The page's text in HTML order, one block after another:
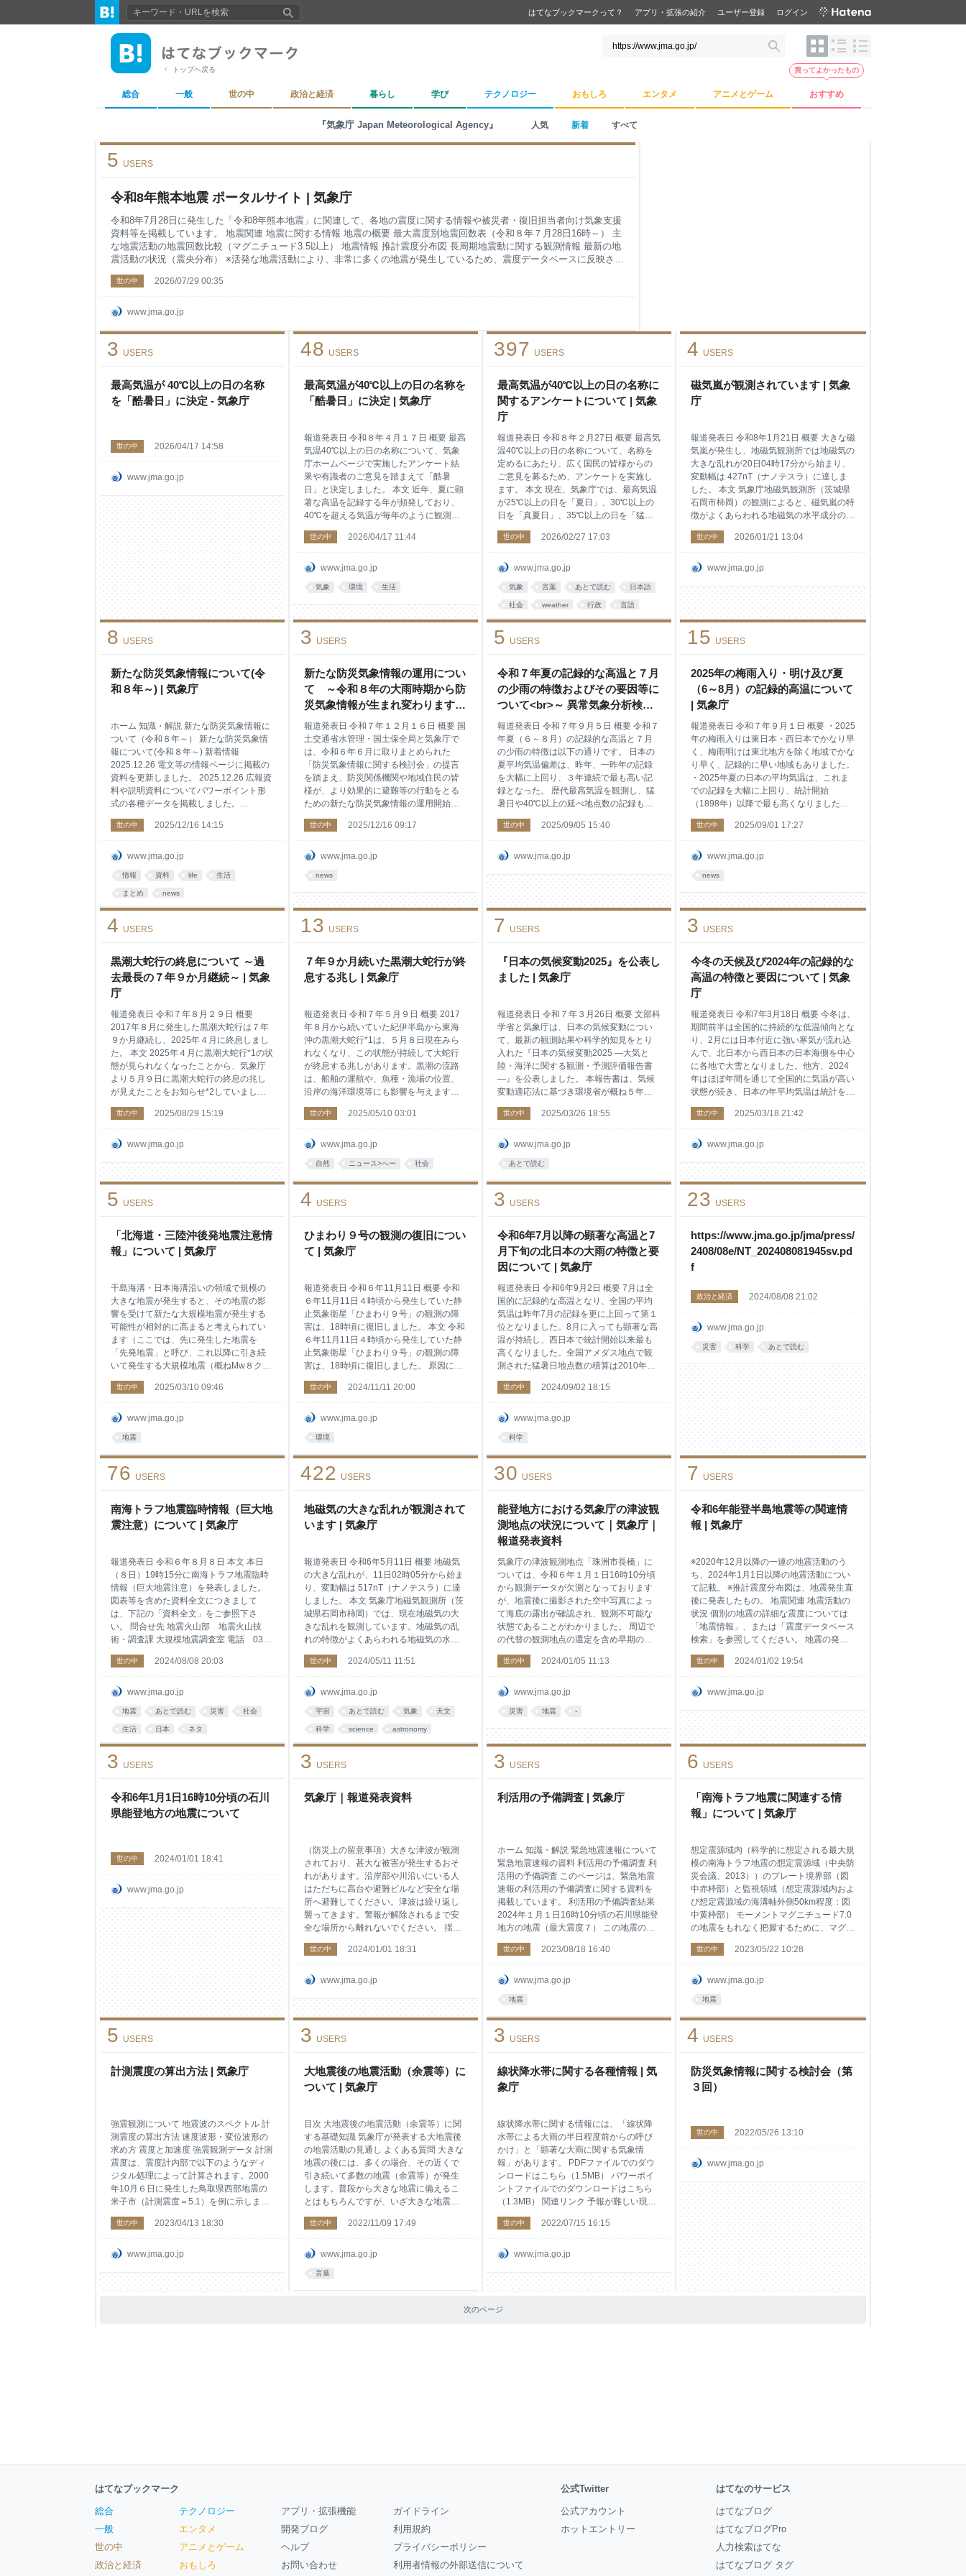
はてなブックマークって？ アプリ・拡張の紹介 ユーザー登録 ログイン
トップへ戻る
総合 一般 世の中 政治と経済 暮らし 学び テクノロジー おもしろ エンタメ アニメとゲーム おすすめ
買ってよかったもの
『気象庁 Japan Meteorological Agency』 人気 新着 すべて
令和8年熊本地震 ポータルサイト | 気象庁
5 USERS
www.jma.go.jp
令和8年7月28日に発生した「令和8年熊本地震」に関連して、各地の震度に関する情報や被災者・復旧担当者向け気象支援
資料等を掲載しています。 地震関連 地震に関する情報 地震の概要 最大震度別地震回数表（令和８年７月28日16時～） 主
な地震活動の地震回数比較（マグニチュード3.5以上） 地震情報 推計震度分布図 長周期地震動に関する観測情報 最新の地
震活動の状況（震央分布） ※活発な地震活動により、非常に多くの地震が発生しているため、震度データベースに反映され
ていない地震や震度データがあります。解析作業が完了し次第、順次、反映いたします。 地震活動の状況 個別の地震の詳
細な震度については「地震情報」、または「震度データベース検索」を参照してください。 地震の発生状況については
まっ
世の中 2026/07/29 00:35
最高気温が 40℃以上の日の名称
を「酷暑日」に決定 - 気象庁
3 USERS
www.jma.go.jp
世の中 2026/04/17 14:58
最高気温が40℃以上の日の名称を
「酷暑日」に決定 | 気象庁
48 USERS
www.jma.go.jp
報道発表日 令和８年４月１７日 概要 最高
気温40℃以上の日の名称について、気象
庁ホームページで実施したアンケート結
果や有識者のご意見を踏まえて「酷暑
日」と決定しました。 本文 近年、夏に顕
著な高温を記録する年が頻発しており、
40℃を超える気温が毎年のように観測さ
れる状況を受け、最高気温が40℃以上の
日について新たに名称を定めるべく、2月
象庁ホームページにおいてアンケートを
をいただき、感謝申し上げます。 同アン
らいただいたご意見を踏まえ、当該日の
名称を「酷暑日」と定めるとともに、今
後、当庁の発信する情報等において利用
す。 「酷暑日」は同アンケートにおいて
最も多く支持を集めるとともに、有識者
からも社会的にもなじみがあり、日本語
としても適切である旨
世の中 2026/04/17 11:44
気象 環境 生活
最高気温が40℃以上の日の名称に
関するアンケートについて | 気象
庁
397 USERS
www.jma.go.jp
報道発表日 令和８年２月27日 概要 最高気
温40℃以上の日の名称について、名称を
定めるにあたり、広く国民の皆様からの
ご意見を募るため、アンケートを実施し
ます。 本文 現在、気象庁では、最高気温
が25℃以上の日を「夏日」、30℃以上の
日を「真夏日」、35℃以上の日を「猛暑
日」と定め、予報用語として天気予報等
で使用しています。 ３年連続で夏に顕著
温が毎年のように観測される状況をう
いて新たに名称を定めることにしまし
た。 名称を定めるにあたり、広く国民の
皆様からのご意見を募るため、気象庁ホ
ームページ上でアンケートを実施するこ
とといたしますので、以下リンクよりご
ろしくお願いいたします。 なお、アンケ
ートに記載している名称の候補につきま
しては、各種国語辞典を参考に気象や日
本語等の専門家のご
世の中 2026/02/27 17:03
気象 言葉 あとで読む 日本語
社会 weather 行政 言語
ネタ
磁気嵐が観測されています | 気象
庁
4 USERS
www.jma.go.jp
報道発表日 令和8年1月21日 概要 大きな磁
気嵐が発生し、地磁気観測所では地磁気の
大きな乱れが20日04時17分から始まり、
変動幅は 427nT（ナノテスラ）に達しま
した。 本文 気象庁地磁気観測所（茨城県
石岡市柿岡）の観測によると、磁気嵐の特
徴がよくあらわれる地磁気の水平成分の変
化（乱れ）が、20日04時17分に始まり現
在も続いています。21日09時現在、変動
照。1924年以降では1941年7月4日に
GNSS（GPS）測位への影響等が発生する
場合があります。 国立研究開発法人 情報
通信研究機構によると、この地磁気の乱れ
での爆発（フレア）に対応するとみられま
す。 最新の地磁気の観測状況は、気
世の中 2026/01/21 13:04
新たな防災気象情報について(令
和８年～) | 気象庁
8 USERS
www.jma.go.jp
ホーム 知識・解説 新たな防災気象情報に
ついて（令和８年～） 新たな防災気象情
報について(令和８年～) 新着情報
2025.12.26 電文等の情報ページに掲載の
資料を更新しました。 2025.12.26 広報資
料や説明資料についてパワーポイント形
式の各種データを掲載しました。
2025.12.22 電文等の情報ページに掲載の
資料を更新しました。 2025.12.17 電文等
加しました。 2025.12.16 新たな防災気象
2025.12.16 新たな防災気象情報の運用予
定に関する報道発表を行いました。 防災
気象情報の改善の概要 背景と狙い 令和６
年６月に取りまとめられた 「防災気象情
報に関する検討会」の提言を踏まえ、令
気象情報の運用を開始します。 河川氾
濫、大雨、土砂災害、高潮に関する
世の中 2025/12/16 14:15
情報 資料 life 生活
まとめ news
新たな防災気象情報の運用につい
て ～令和８年の大雨時期から防
災気象情報が生まれ変わります～
| 気象庁
3 USERS
www.jma.go.jp
報道発表日 令和７年１２月１６日 概要 国
土交通省水管理・国土保全局と気象庁で
は、令和６年６月に取りまとめられた
「防災気象情報に関する検討会」の提言
を踏まえ、防災関係機関や地域住民の皆
様が、より効果的に避難等の行動をとる
ための新たな防災気象情報の運用開始に
向けて、気象業務法及び水防法の改正な
ど所要の準備を進めてきました。 今般、
防災気象情報の名称や情報体系につい
するなど、市町村が発令する避難指示等
の避難情報や住民がとるべき避難行動と
の関係が分かりやすくなります。運用開
す。 本文 新情報のポイント 新たな防災気
象情報では、避難行動に対応した５段階
の警戒レベルに整合させ、大雨などの災
世の中 2025/12/16 09:17
news
令和７年夏の記録的な高温と７月
の少雨の特徴およびその要因等に
ついて<br>～ 異常気象分析検討
会による分析結果の公表 ～ | 気象
庁
5 USERS
www.jma.go.jp
報道発表日 令和７年９月５日 概要 令和７
年夏（６～８月）の記録的な高温と７月
の少雨の特徴は以下の通りです。 日本の
夏平均気温偏差は、昨年、一昨年の記録
を大幅に上回り、３年連続で最も高い記
録となった。 歴代最高気温を観測し、猛
暑日や40℃以上の延べ地点数の記録も更
新した。 多くの地方で過去最も早い梅雨
明けとなるなど季節進行が早く、７月は
た。 これらの天候をもたらしたと考えら
った。 この影響により、６月以降、上空
の偏西風が平年より大幅に北を流れ、上
空のチベット高気圧が日本付近に張り出
の活動が極めて活発で、日本付近への太
平洋高気圧の張り出しを強めた。 日本付
近は、チベット高気圧と太平洋高気圧が
世の中 2025/09/05 15:40
2025年の梅雨入り・明け及び夏
（6～8月）の記録的高温について
| 気象庁
15 USERS
www.jma.go.jp
報道発表日 令和７年９月１日 概要 ・2025
年の梅雨入りは東日本・西日本でかなり早
く、梅雨明けは東北地方を除く地域でかな
り早く、記録的に早い地域もありました。
・2025年夏の日本の平均気温は、これま
での記録を大幅に上回り、統計開始
（1898年）以降で最も高くなりました。
本文 2025年の春から夏にかけての天候経
過を総合的に検討して各地方の梅雨入り、
なり早く、東北地方を除き５月に梅雨入
以降、本州付近への太平洋高気圧の張り出
しが強く、晴れて高温になった日が多かっ
たこと等により、日本の夏の平均気温は、
までの記録であった2024・2023年の
+1.76℃を大幅に上回り、統計を開始した
1898年以降の夏
世の中 2025/09/01 17:27
news
黒潮大蛇行の終息について ～過
去最長の７年９か月継続～ | 気象
庁
4 USERS
www.jma.go.jp
報道発表日 令和７年８月２９日 概要
2017年８月に発生した黒潮大蛇行は７年
９か月継続し、2025年４月に終息しまし
た。 本文 2025年４月に黒潮大蛇行*1の状
態が見られなくなったことから、気象庁
より５月９日に黒潮大蛇行の終息の兆し
が見えたことをお知らせ*2していまし
た。 その後も気象庁と海上保安庁では黒
潮の状況を監視しておりましたが、東海
図１）や潮岬沖での黒潮の接岸の状況
紙図３）、今般、今回の黒潮大蛇行が
2025年４月に終息したものと判断しまし
た。この結果、2017年８月から続いた大
長となる７年９か月となりました。 な
お、８月下旬現在、黒潮は潮岬を東に流
れ、東海沖では北緯32度付近、伊豆諸島
紙図４、図
世の中 2025/08/29 15:19
７年９か月続いた黒潮大蛇行が終
息する兆し | 気象庁
13 USERS
www.jma.go.jp
報道発表日 令和７年５月９日 概要 2017
年８月から続いていた紀伊半島から東海
沖の黒潮大蛇行*1は、５月８日現在みら
れなくなり、この状態が持続して大蛇行
が終息する兆しがあります。黒潮の流路
は、船舶の運航や、魚種・漁場の位置、
沿岸の海洋環境等にも影響を与えますの
で、留意してください。 本文 黒潮は、
2017年８月以降、紀伊半島から東海沖で
なり（平成29年９月29日報道発表「黒潮
は2025年４月中旬までで、およそ７年９
か月と過去最長となっていました（表
１）。 その後、黒潮の一部が東海沖で切
離し潮岬沖をおおむね東に流れ、５月８
（図１）。今後、この状態が持続して黒
潮大蛇行が終息する兆しがあります。 黒
潮の流路は、船舶の運航や、魚種・漁場
ますので、留意
世の中 2025/05/10 03:01
自然 ニュース>へー 社会
『日本の気候変動2025』を公表し
ました | 気象庁
7 USERS
www.jma.go.jp
報道発表日 令和７年３月26日 概要 文部科
学省と気象庁は、日本の気候変動につい
て、最新の観測結果や科学的知見をとり
入れた『日本の気候変動2025 —大気と
陸・海洋に関する観測・予測評価報告書
—』を公表しました。 本報告書は、気候
変動適応法に基づき環境省が概ね５年ご
とに作成する『気候変動影響評価報告
書』へ科学的知見を提供するなど、気候
するものです。 本文 文部科学省と気象庁
懇談会」の助言に基づき、『日本の気候
変動2025 —大気と陸・海洋に関する観
測・予測評価報告書—』を公表しまし
た。 本報告書は、『日本の気候変動
のデータを掲載しています。 日本におけ
る極端な大雨の発生頻度や強度の変化
（図１） 工業化以前に100年に一回現れ
ていた大雨は、世界平均気温が2℃上昇し
た場合100年に約
世の中 2025/03/26 18:55
あとで読む
今冬の天候及び2024年の記録的な
高温の特徴と要因について | 気象
庁
3 USERS
www.jma.go.jp
報道発表日 令和7年3月18日 概要 今冬は、
期間前半は全国的に持続的な低温傾向とな
り、2月には日本付近に強い寒気が流れ込
んで、北日本から西日本の日本海側を中心
に各地で大雪となりました。他方、2024
年はほぼ年間を通じて全国的に気温が高い
状態が続き、日本の年平均気温は統計を開
始した1898年以降で最も高くなりまし
た。 これらの現象について、本日（18
て、その特徴と要因を分析し、以下の通り
紙第1章参照） 今冬を通じた冬型の気圧配
置の持続及び2月の2度の寒波の要因とし
て、以下のことが考えられます。 2月の寒
る模式図 ・今冬を通じて、大気上層を流
れる亜寒帯の偏西風（寒帯前線ジェット気
流）と亜熱帯の偏西風（亜熱帯ジェット気
流）が、ともに日
世の中 2025/03/18 21:42
「北海道・三陸沖後発地震注意情
報」について | 気象庁
5 USERS
www.jma.go.jp
千島海溝・日本海溝沿いの領域で規模の
大きな地震が発生すると、その地震の影
響を受けて新たな大規模地震が発生する
可能性が相対的に高まると考えられてい
ます（ここでは、先に発生した地震を
「先発地震」と呼び、これ以降に引き続
いて発生する大規模地震（概ねMw８クラ
ス以上）を「後発地震」と呼びま
す。）。 このため、北海道の根室沖から
域でMw7.0以上の地震が発生した場合、
リアでMw7.0以上の地震が発生し、Mwに
基づき想定震源域への影響を与えるもの
であると評価された場合に、「北海道・
三陸沖後発地震注意情報」を発表しま
報」の発表基準 千島海溝・日本海溝沿い
の巨大地震の想定震源域及び想定震源域
に影響を与える外側のエリア（※1）でモ
の地震が発生した場合 想定震源域
世の中 2025/03/10 09:46
地震
ひまわり９号の観測の復旧につい
て | 気象庁
4 USERS
www.jma.go.jp
報道発表日 令和６年11月11日 概要 令和
６年11月11日４時頃から発生していた静
止気象衛星「ひまわり９号」の観測の障
害は、18時頃に復旧しました。 本文 令和
６年11月11日４時頃から発生していた静
止気象衛星「ひまわり９号」の観測の障
害は、18時頃に復旧しました。 原因につ
いて調査を進めたところ、赤外画像を観
測する機器の温度が上昇したためである
測する機器を冷却し、温度を下げる対応
に問題がないことを確認しております。
観測する機器の温度が上昇した原因の詳
細については、引き続き調査してまいり
ます。 問合せ先 気象庁情報基盤部気象衛
6758-3900（内線3317） 資料全文 【報道
発表】ひまわり９号の観測の復旧につい
て[PDF形式:183KB]
世の中 2024/11/11 20:00
環境
令和6年7月以降の顕著な高温と7
月下旬の北日本の大雨の特徴と要
因について | 気象庁
3 USERS
www.jma.go.jp
報道発表日 令和6年9月2日 概要 7月は全
国的に記録的な高温となり、全国の平均
気温は昨年7月の記録を更に上回って第１
位となりました。8月に入っても顕著な高
温が持続し、西日本で統計開始以来最も
高くなりました。全国アメダス地点で観
測された猛暑日地点数の積算は2010年以
降で最も多かった昨年を大きく上回りま
した。7月下旬には北日本で大雨が発生
ました。 これらの現象について、本日（2
て、その特徴と要因を分析し、以下の通
り見解をとりまとめました。 本文 〇７月
以降の顕著な高温（別紙第１章参照） 7
月・8月の顕著な高温の要因として、以下
熱帯ジェット気流が持続的に北に蛇行
し、西日本を中心に、対流圏の上層まで
のびる背の高い暖かな高気圧に覆われ続
けた。 ・7月は日本の南で太平洋高気圧が
持続的に強
世の中 2024/09/02 18:15
科学
https://www.jma.go.jp/jma/press/
2408/08e/NT_202408081945sv.pd
f
23 USERS
www.jma.go.jp
政治と経済 2024/08/08 21:02
災害 科学 あとで読む
南海トラフ地震臨時情報（巨大地
震注意）について | 気象庁
76 USERS
www.jma.go.jp
報道発表日 令和６年８月８日 本文 本日
（８日）19時15分に南海トラフ地震臨時
情報（巨大地震注意）を発表しました。
図表等を含めた資料全文につきまして
は、下記の「資料全文」をご参照下さ
い。 問合せ先 地震火山部 地震火山技
術・調査課 大規模地震調査室 電話 03-
3434-9040 資料全文 南海トラフ地震臨時
情報について [PDF形式:3.4MB]
世の中 2024/08/08 20:03
地震 あとで読む 災害 社会
生活 日本 ネタ
地磁気の大きな乱れが観測されて
います | 気象庁
422 USERS
www.jma.go.jp
報道発表日 令和6年5月11日 概要 地磁気
の大きな乱れが、11日02時05分から始ま
り、変動幅は 517nT（ナノテスラ）に達
しました。 本文 気象庁地磁気観測所（茨
城県石岡市柿岡）では、現在地磁気の大
きな乱れを観測しています。地磁気の乱
れの特徴がよくあらわれる地磁気の水平
成分の変化は、11日02時05分に始まり、
その後現在も続いています。変動幅は最
照。1924年以降では1941年7月4日に
に大きな地磁気の乱れが起きると、通信
障害等が発生する場合があります。 この
地磁気の乱れは、５月９日頃から発生し
ている太陽表面での爆発に対応するとみ
られ、国立研究開発法人 情報通信研究機
たとの発表があることから、今後も注意
世の中 2024/05/11 11:51
宇宙 あとで読む 気象 天文
科学 science astronomy
nature 社会 気象庁
能登地方における気象庁の津波観
測地点の状況について｜気象庁｜
報道発表資料
30 USERS
www.jma.go.jp
気象庁の津波観測地点「珠洲市長橋」に
ついては、令和６年１月１日16時10分頃
から観測データが欠測となっております
が、地震後に撮影された空中写真によっ
て海底の露出が確認され、観測不可能な
状態であることがわかりました。 周辺で
の代替の観測地点の選定を含め早期の観
測再開に向けて作業を進めております。
「令和６年能登半島地震」による影響に
橋」については、令和６年１月１日16時
ります。地震後に国土地理院が撮影した
で地盤隆起によるとみられる海底の露出
が確認され、観測不可能な状態であるこ
とがわかりました。 気象庁では、周辺で
測再開に向けて作業を進めております。
世の中 2024/01/05 11:13
災害 地震 -
令和6年能登半島地震等の関連情
報 | 気象庁
7 USERS
www.jma.go.jp
※2020年12月以降の一連の地震活動のう
ち、2024年1月1日以降の地震活動につい
て記載。 ※推計震度分布図は、地震発生直
後に発表したもの。 地震関連 地震活動の
状況 個別の地震の詳細な震度については
「地震情報」、または「震度データベース
検索」を参照してください。 地震の発生
状況については「震央分布」を参照してく
ださい。 防災上の留意事項 2024年１月１
かった地域では、家屋の倒壊や土砂災害な
が無い限り危険な場所に立ち入らないなど
身の安全を図るよう心がけてください。
今後の地震活動の見通し 石川県能登地方
なっており、活動当初は比較的規模の小さ
な地震が継続する中、2022年６月に
M5.4（最大震度
世の中 2024/01/02 19:54
令和6年1月1日16時10分頃の石川
県能登地方の地震について
3 USERS
www.jma.go.jp
世の中 2024/01/01 18:41
気象庁｜報道発表資料
3 USERS
www.jma.go.jp
（防災上の留意事項）大きな津波が観測
されており、甚大な被害が発生するおそ
れがあります。沿岸部や川沿いにいる人
はただちに高台や避難ビルなど安全な場
所へ避難してください。津波は繰り返し
襲ってきます。警報が解除されるまで安
全な場所から離れないでください。 揺れ
の強かった地域では、家屋の倒壊や土砂
災害などの危険性が高まっていますの
注意し、やむを得ない事情が無い限り危
震活動の見通し）過去の事例では、大地
震発生後に同程度の地震が発生した割合
は１～２割あることから、揺れの強かっ
最大震度７程度の地震に注意してくださ
い。特に今後２～３日程度は、規模の大
きな地震が発生することが多くありま
活動が続いており、当面、継続すると考
えられま
世の中 2024/01/01 18:31
利活用の予備調査 | 気象庁
3 USERS
www.jma.go.jp
ホーム 知識・解説 緊急地震速報について
緊急地震速報の資料 利活用の予備調査 利
活用の予備調査 このページは、緊急地震
速報の利活用の予備調査に関する資料を
掲載しています。 利活用の予備調査結果
2024年１月１日16時10分頃の石川県能登
地方の地震（最大震度７） この地震の緊
急地震速報（警報）の発表状況のリンク
アンケート調査結果 速報版 [PDF形式：
載） 詳細版（抜粋） [PDF形式：
載） 詳細版 [PDF形式：5.9MB] （令和
６年９月10日 資料掲載）
世の中 2023/08/18 16:40
地震
「南海トラフ地震に関連する情
報」について | 気象庁
6 USERS
www.jma.go.jp
想定震源域内（科学的に想定される最大規
模の南海トラフ地震の想定震源域（中央防
災会議、2013））のプレート境界部（図
中赤枠部）と監視領域（想定震源域内およ
び想定震源域の海溝軸外側50km程度：図
中黄枠部） モーメントマグニチュード7.0
の地震をもれなく把握するために、マグニ
チュードの推定誤差を見込み、地震発生直
後の速報的に求めたマグニチュードで
太平洋プレートの沈み込みに伴う震源が深
より東海地域に設置されたひずみ計、産業
技術総合研究所により愛知県、三重県、和
歌山県、高知県、愛媛県に設置されたひず
み計を使用します。 南海トラフ地震に関
ひずみ計とは 気象庁では、ひずみ計で観
測された地殻変動の変動量の大きさで異常
レベルを１～３として、異常監視を行って
世の中 2023/05/22 10:28
地震
計測震度の算出方法 | 気象庁
5 USERS
www.jma.go.jp
強震観測について 地震波のスペクトル 計
測震度の算出方法 速度波形・変位波形の
求め方 震度と加速度 強震観測データ 計測
震度は、震度計内部で以下のようなディ
ジタル処理によって計算されます。2000
年10月６日に発生した鳥取県西部地震の
米子市（計測震度＝5.1）を例に示しま
す。 ディジタル加速度記録３成分（水平
動２成分、上下動１成分）（図１）のそ
る。 地震波の周期による影響を補正する
世の中 2023/04/13 18:30
大地震後の地震活動（余震等）に
ついて | 気象庁
3 USERS
www.jma.go.jp
目次 大地震後の地震活動（余震等）に関
する基礎知識 気象庁が発表する大地震後
の地震活動の見通し よくある質問 大きな
地震の後には、多くの場合、その近くで
引き続いて多数の地震（余震等）が発生
します。普段から大きな地震に備えるこ
とはもちろんですが、いざ大きな地震が
発生した場合には、その後引き続いて発
生する地震にも注意する必要がありま
された等の大地震が発生した場合に、約
通しや防災上注意すべきこと等について
世の中 2022/11/09 17:49
言葉
線状降水帯に関する各種情報 | 気
象庁
3 USERS
www.jma.go.jp
線状降水帯に関する情報には、「線状降
水帯による大雨の半日程度前からの呼び
かけ」と「顕著な大雨に関する気象情
報」があります。 PDFファイルでのダウ
ンロードはこちら（1.5MB） パワーポイ
ントファイルでのダウンロードはこちら
（1.3MB） 関連リンク 予報が難しい現象
について （線状降水帯による大雨） 線状
降水帯による大雨の半日程度前からの呼
線状降水帯の予測精度向上 現在発表中の
は 「顕著な大雨に関する気象情報」の発
世の中 2022/07/15 16:15
防災気象情報に関する検討会（第
３回）
4 USERS
www.jma.go.jp
世の中 2022/05/26 13:10
次のページ
はてなブックマーク
総合
一般
世の中
政治と経済
テクノロジー
エンタメ
アニメとゲーム
おもしろ
アプリ・拡張機能
開発ブログ
ヘルプ
お問い合わせ
ガイドライン
利用規約
プライバシーポリシー
利用者情報の外部送信について
公式Twitter
公式アカウント
ホットエントリー
はてなのサービス
はてなブログ
はてなブログPro
人力検索はてな
はてなブログ タグ